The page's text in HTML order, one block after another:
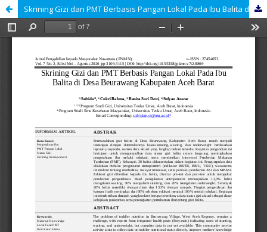
Skrining Gizi dan PMT Berbasis Pangan Lokal Pada Ibu Balita di Desa Beurawang Kabupaten Aceh Barat